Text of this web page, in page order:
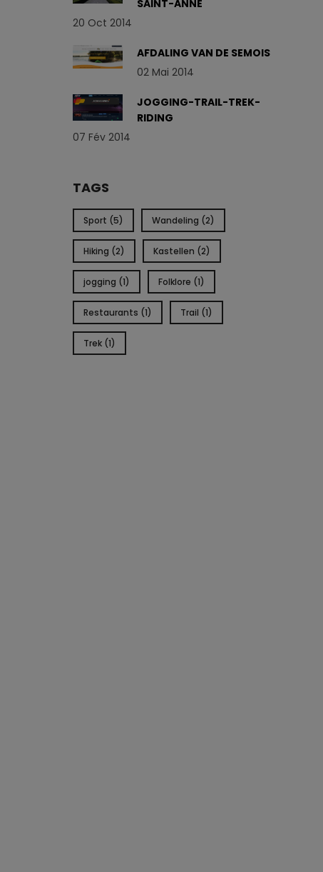
SAINT-ANNE
20 Oct 2014
AFDALING VAN DE SEMOIS
02 Mai 2014
JOGGING-TRAIL-TREK-
RIDING
07 Fév 2014
TAGS
Sport (5) Wandeling (2)
Hiking (2) Kastellen (2)
jogging (1) Folklore (1)
Restaurants (1) Trail (1)
Trek (1)